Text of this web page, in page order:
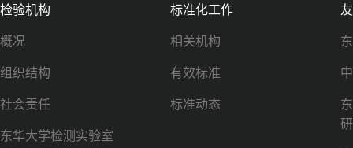
检验机构
概况
组织结构
社会责任
东华大学检测实验室
标准化工作
相关机构
有效标准
标准动态